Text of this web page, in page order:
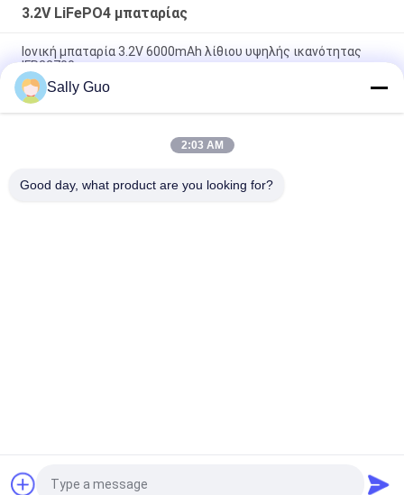
3.2V LiFePO4 μπαταρίας
Ιονική μπαταρία 3.2V 6000mAh λίθιου υψηλής ικανότητας
IFR32700
Πακέτο μπαταριών IFR32140 2S1P 6.4V 15AH 3.2V LiFePO4 για
ηλεκτρικό ηλιακό περίφραξης που τροφοδοτείται
μπαταρία LPF42173205 113AH 3.2V LiFePO4 για τη EV και το
Αίτηση κράτησης
Sally Guo
2:03 AM
Good day, what product are you looking for?